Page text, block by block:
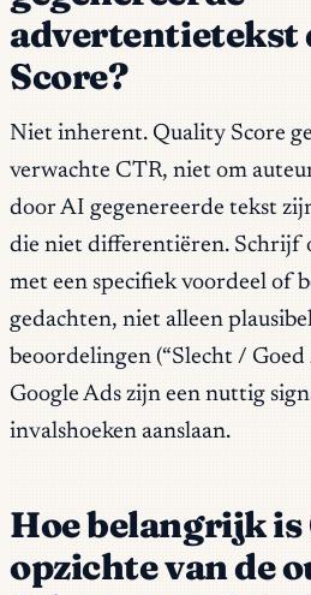
advertentietekst
Score?
Niet inherent. Quality Score
verwachte CTR, niet om
door AI gegenereerde tekst
die niet differentiëren. Schrijf
met een specifiek voordeel of
gedachten, niet alleen
beoordelingen (“Slecht /
Google Ads zijn een nuttig
invalshoeken aanslaan.
Hoe belangrijk is
opzichte van de